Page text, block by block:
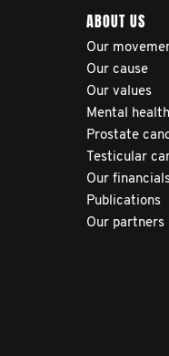
ABOUT US
Our
Our cause
Our values
Mental
Prostate
Testicular
Our
Publications
Our partners